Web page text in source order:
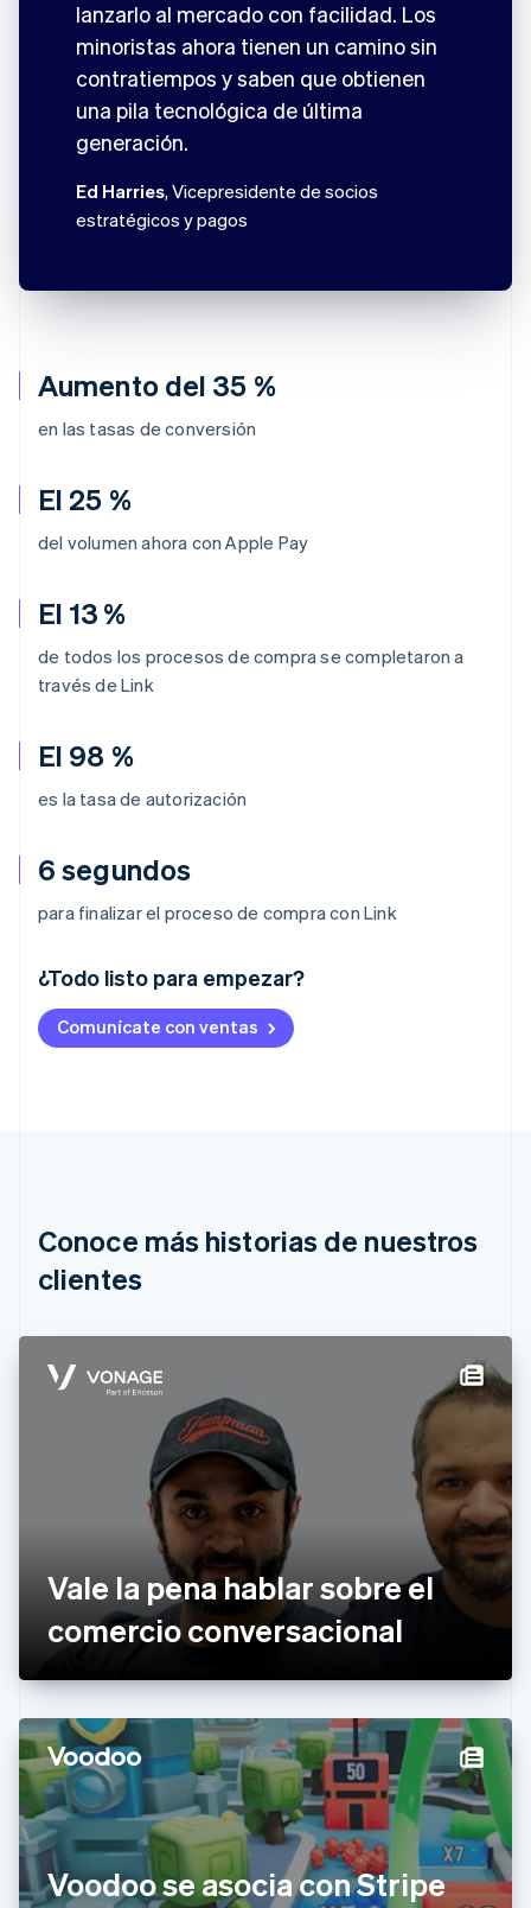
Aumento del 35 %
en las tasas de conversión
El 25 %
del volumen ahora con Apple Pay
El 13 %
de todos los procesos de compra se completaron a
través de Link
El 98 %
es la tasa de autorización
6 segundos
para finalizar el proceso de compra con Link
¿Todo listo para empezar?
Comunícate con ventas
lanzarlo al mercado con facilidad. Los
minoristas ahora tienen un camino sin
contratiempos y saben que obtienen
una pila tecnológica de última
generación.
Ed Harries, Vicepresidente de socios
estratégicos y pagos
Conoce más historias de nuestros
clientes
Vale la pena hablar sobre el
comercio conversacional
Voodoo se asocia con Stripe
Alemania
DeutschEnglish
Australia
Bulgaria
English
Canadá
China continental
简体中文
Chipre
Italiano
Dinamarca
Emiratos Árabes Unidos
Eslovaquia
English
Eslovenia
España
Estados Unidos
EnglishEspañol 简体中文
Estonia
English
Finlandia
EnglishSvenska
Francia
FrançaisEnglish